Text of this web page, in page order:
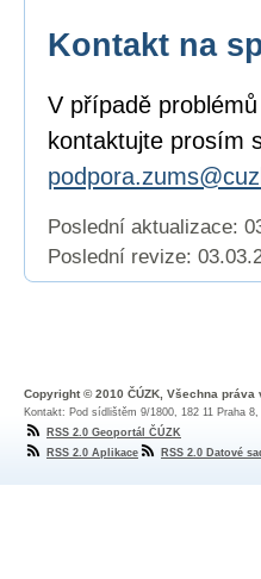
Kontakt na
V případě
kontaktujte prosím
Poslední aktualizace:
Poslední revize:
Copyright © 2010 ČÚZK, Všechna práva
Kontakt: Pod sídlištěm 9/1800, 182 11 Praha
RSS 2.0 Geoportál ČÚZK
RSS 2.0 Aplikace
RSS 2.0 Datové